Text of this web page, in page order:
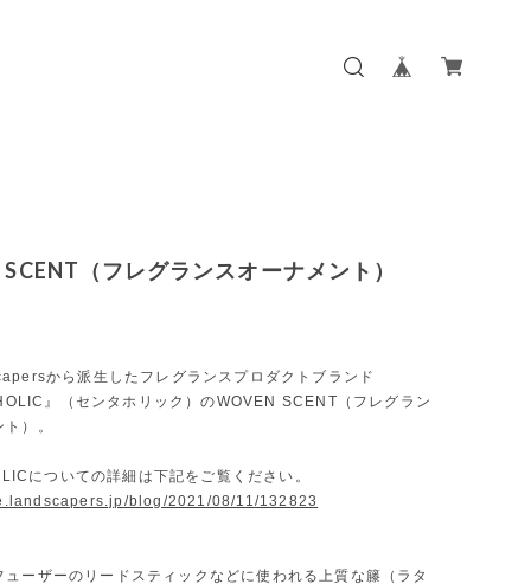
（フレグランスオーナメント）
から派生したフレグランスプロダクトブランド
』（センタホリック）のWOVEN SCENT（フレグラン
）。
についての詳細は下記をご覧ください。
blog/2021/08/11/132823
ューザーのリードスティックなどに使われる上質な籐（ラタ